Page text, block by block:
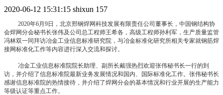
2020-06-12 15:31:15 shixun 157
2020年6月9日，北京邢钢焊网科技发展有限责任公司董事长，中国钢结构协
会焊网分会秘书长张伟及公司总工程师王希各，高级工程师孙利军，生产质量监管
冯林双一同拜访冶金工业信息标准研究院，与冶金标准化研究所相关专家就钢筋焊
接网标准化工作等内容进行深入交流和探讨。
冶金工业信息标准院院长助理、副所长戴强热烈欢迎张伟秘书长一行的到
访，并介绍了信息标准院最新业务发展情况和国内、国际标准化工作。张伟秘书长
感谢信息标准院的热情接待，并介绍了焊网分会的基本情况和行业开展的生产能力
等级认证等重点工作。